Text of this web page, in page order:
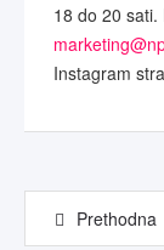
18 do 20
Instagram
Prethodna